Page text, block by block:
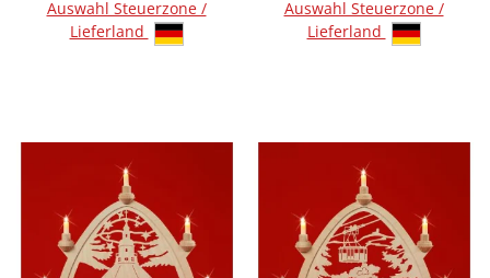
Auswahl Steuerzone /
Lieferland
Auswahl Steuerzone /
Lieferland